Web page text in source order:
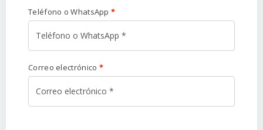
Teléfono o WhatsApp *
Correo electrónico *